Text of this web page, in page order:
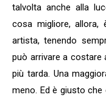
talvolta anche alla
cosa migliore, allora,
artista, tenendo
può arrivare a costare
più tarda. Una
meno. Ed è giusto